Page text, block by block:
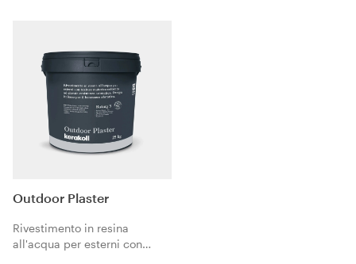
Outdoor Plaster
Rivestimento in resina
all'acqua per esterni con